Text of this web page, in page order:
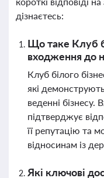
дізнаєтесь:
Що таке Клуб
входження до
Клуб білого
які
веденні
підтверджує
її репутацію та
відносинам із
Які ключові